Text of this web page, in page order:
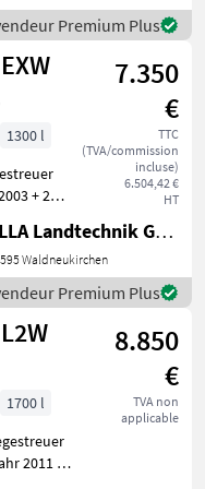
Premium Plus
-
7.350
€
TTC
(TVA/commission
incluse)
6.504,42 €
HT
1300 l
+ 2
24 Meter +
+
inkl. 300
BULLA Landtechnik GmbH
Waldneukirchen
Premium Plus
-
8.850
€
TVA non
applicable
1700 l
2011 +